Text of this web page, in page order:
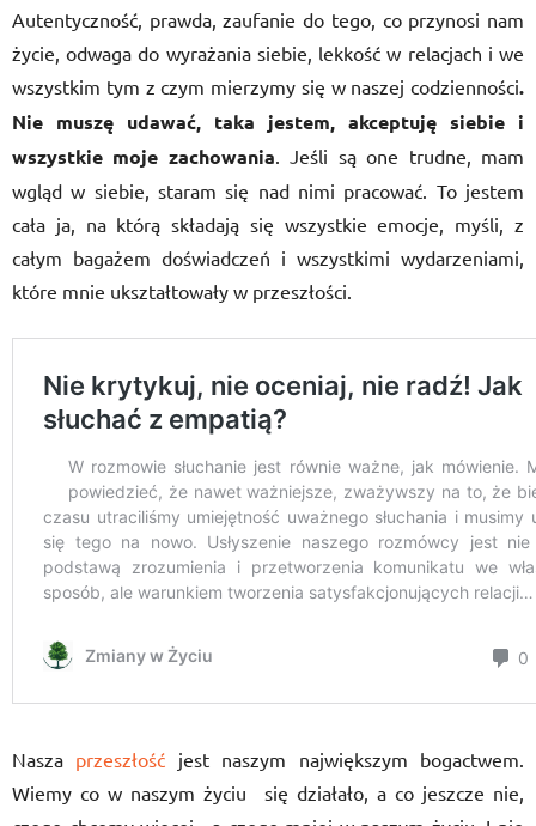
Autentyczność, prawda, zaufanie do tego, co przynosi nam
życie, odwaga do wyrażania siebie, lekkość w relacjach i we
wszystkim tym z czym mierzymy się w naszej codzienności.
Nie muszę udawać, taka jestem, akceptuję siebie i
wszystkie moje zachowania. Jeśli są one trudne, mam
wgląd w siebie, staram się nad nimi pracować. To jestem
cała ja, na którą składają się wszystkie emocje, myśli, z
całym bagażem doświadczeń i wszystkimi wydarzeniami,
które mnie ukształtowały w przeszłości.
Nasza przeszłość jest naszym największym bogactwem.
Wiemy co w naszym życiu się działało, a co jeszcze nie,